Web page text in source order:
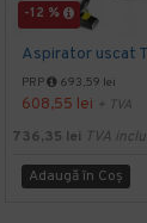
-12 %
PRP 693,59 lei
608,55 lei + TVA
736,35 lei TVA
Adaugă în Coş